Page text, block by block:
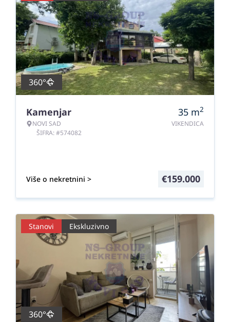
360°
Kamenjar
NOVI SAD
ŠIFRA: #574082
35 m2
VIKENDICA
Više o nekretnini > €159.000
Stanovi Ekskluzivno
360°